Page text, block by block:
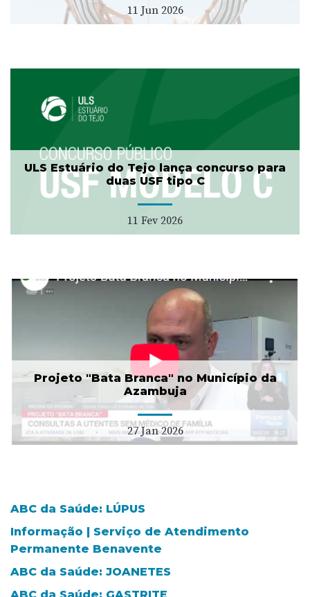
11 Jun 2026
ULS Estuário do Tejo lança concurso para
duas USF tipo C
11 Fev 2026
Projeto "Bata Branca" no Município da
Azambuja
27 Jan 2026
ABC da Saúde: LÚPUS
Informação | Serviço de Atendimento
Permanente Benavente
ABC da Saúde: JOANETES